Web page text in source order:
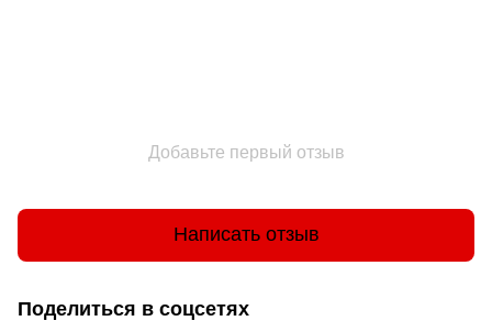
Добавьте первый отзыв
Написать отзыв
Поделиться в соцсетях